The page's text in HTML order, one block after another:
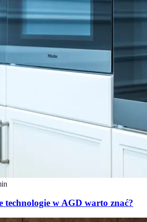
technologie w AGD warto znać?